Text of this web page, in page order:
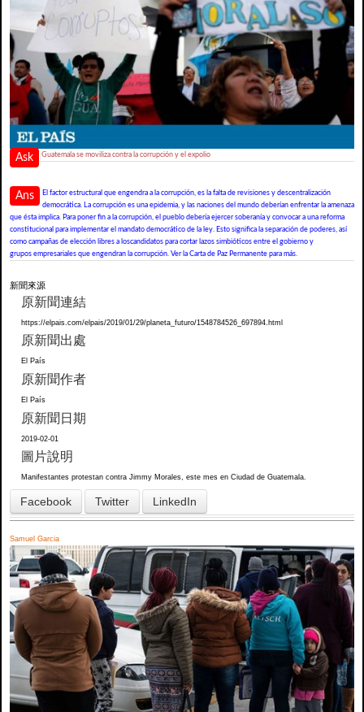
Ask Guatemala se moviliza contra la corrupción y el expolio
Ans
El factor estructural que engendra a la corrupción, es la falta de revisiones y descentralización
democrática. La corrupción es una epidemia, y las naciones del mundo deberían enfrentar la amenaza
que ésta implica. Para poner fin a la corrupción, el pueblo debería ejercer soberanía y convocar a una reforma
constitucional para implementar el mandato democrático de la ley. Esto significa la separación de poderes, así
como campañas de elección libres a loscandidatos para cortar lazos simbióticos entre el gobierno y
grupos empresariales que engendran la corrupción. Ver la Carta de Paz Permanente para más.
新聞來源
原新聞連結
https://elpais.com/elpais/2019/01/29/planeta_futuro/1548784526_697894.html
原新聞出處
El País
原新聞作者
El País
原新聞日期
2019-02-01
圖片說明
Manifestantes protestan contra Jimmy Morales, este mes en Ciudad de Guatemala.
Facebook Twitter LinkedIn
Samuel Garcia